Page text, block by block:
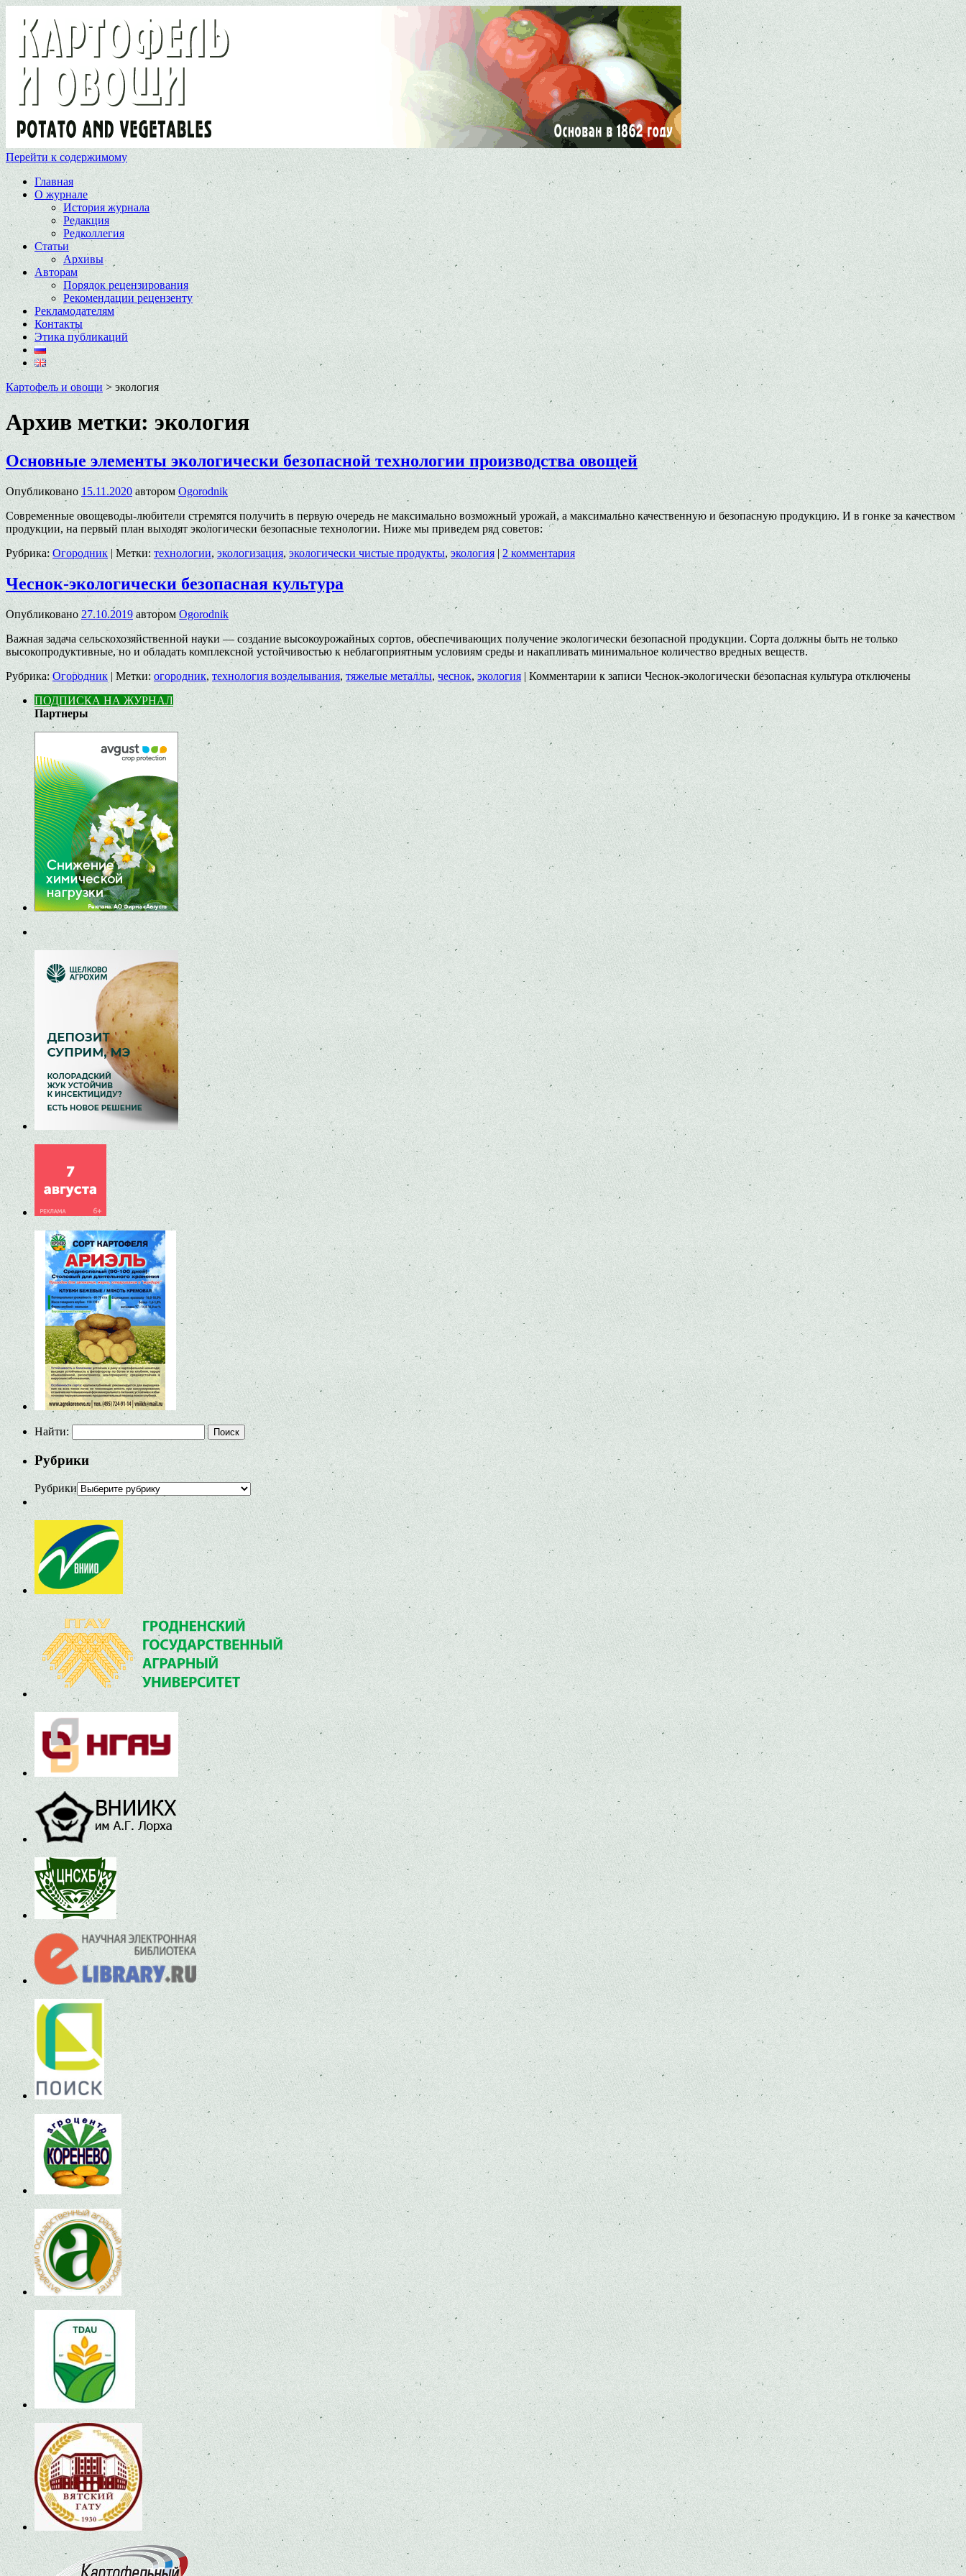
Перейти к содержимому
Главная
О журнале
История журнала
Редакция
Редколлегия
Статьи
Архивы
Авторам
Порядок рецензирования
Рекомендации рецензенту
Рекламодателям
Контакты
Этика публикаций
Картофель и овощи > экология
Архив метки: экология
Основные элементы экологически безопасной технологии производства овощей
Опубликовано 15.11.2020 автором Ogorodnik
Современные овощеводы-любители стремятся получить в первую очередь не максимально возможный урожай, а максимально качественную и безопасную продукцию. И в гонке за качеством
продукции, на первый план выходят экологически безопасные технологии. Ниже мы приведем ряд советов:
Рубрика: Огородник | Метки: технологии,экологизация,экологически чистые продукты, экология | 2 комментария
Чеснок-экологически безопасная культура
Опубликовано 27.10.2019 автором Ogorodnik
Важная задача сельскохозяйственной науки — создание высокоурожайных сортов, обеспечивающих получение экологически безопасной продукции. Сорта должны быть не только
высокопродуктивные, но и обладать комплексной устойчивостью к неблагоприятным условиям среды и накапливать минимальное количество вредных веществ.
Рубрика: Огородник | Метки: огородник, технология возделывания,тяжелые металлы,чеснок, экология | Комментарии к записи Чеснок-экологически безопасная культура отключены
ПОДПИСКА НА ЖУРНАЛ
Партнеры
Найти:
Рубрики
Рубрики